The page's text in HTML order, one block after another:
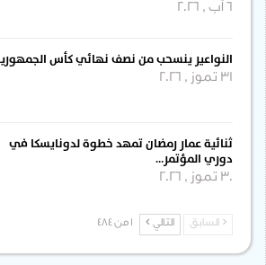
النواعير ينسحب من نصف نهائي كأس الجمهورية
31 تموز , 2026
ثنائية عمار رمضان تمهد خطوة لدونايسكا في
دوري المؤتمر…
30 تموز , 2026
السابق التالي